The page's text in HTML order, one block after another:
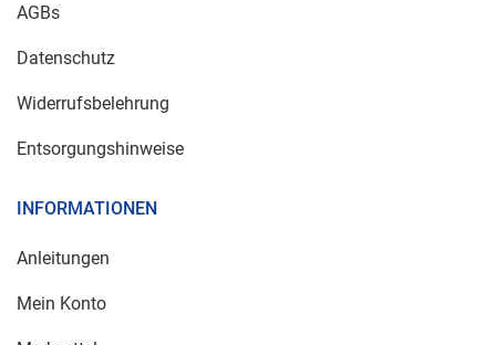
AGBs
Datenschutz
Widerrufsbelehrung
Entsorgungshinweise
INFORMATIONEN
Anleitungen
Mein Konto